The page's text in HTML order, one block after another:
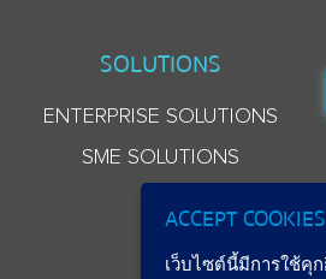
SOLUTIONS
ENTERPRISE SOLUTIONS
SME SOLUTIONS
ACCEPT
เว็บไซต์นี้มีการใช้คุ